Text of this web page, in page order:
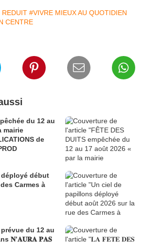
REDUIT #VIVRE MIEUX AU QUOTIDIEN
CENTRE
du 12 au
mairie
début
Carmes à
du 12 au
𝐍’𝐀𝐔𝐑𝐀 𝐏𝐀𝐒